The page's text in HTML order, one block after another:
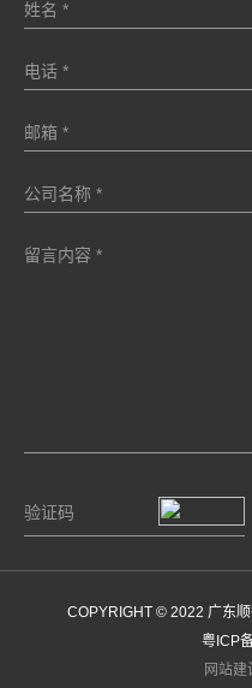
COPYRIGHT © 2022 广东
粤ICP
网站